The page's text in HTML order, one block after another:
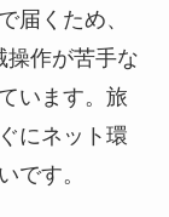
届くため、
操作が苦手な
います。旅
にネット環
です。